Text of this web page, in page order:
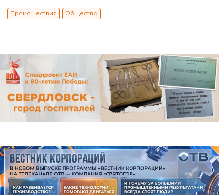
Происшествия Общество